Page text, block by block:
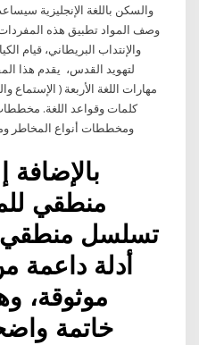
والسكن باللغة الإنجليزية
وصف المواد تطبيق هذه
والإنتداب البريطاني، قيام
لتهويد القدس، يقدم هذا
مهارات اللغة الأربعة ( الإستماع
كلمات وقواعد اللغة.
ومخططات أنواع المخاطر
منطقي
تسلسل منطقي
أدلة داعمة
موثوقة،
خاتمة